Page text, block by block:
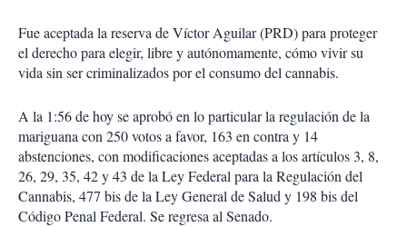
Fue aceptada la reserva de Víctor Aguilar (PRD) para proteger
el derecho para elegir, libre y autónomamente, cómo vivir su
vida sin ser criminalizados por el consumo del cannabis.
A la 1:56 de hoy se aprobó en lo particular la regulación de la
mariguana con 250 votos a favor, 163 en contra y 14
abstenciones, con modificaciones aceptadas a los artículos 3, 8,
26, 29, 35, 42 y 43 de la Ley Federal para la Regulación del
Cannabis, 477 bis de la Ley General de Salud y 198 bis del
Código Penal Federal. Se regresa al Senado.